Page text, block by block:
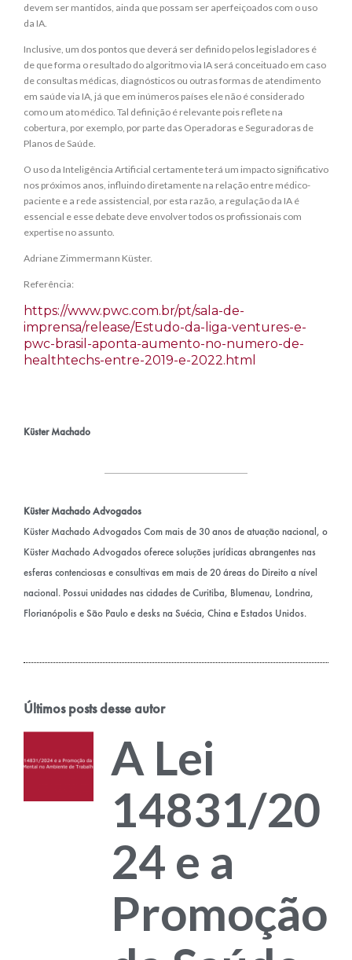
devem ser mantidos, ainda que possam ser aperfeiçoados com o uso
da IA.
Inclusive, um dos pontos que deverá ser definido pelos legisladores é
de que forma o resultado do algoritmo via IA será conceituado em caso
de consultas médicas, diagnósticos ou outras formas de atendimento
em saúde via IA, já que em inúmeros países ele não é considerado
como um ato médico. Tal definição é relevante pois reflete na
cobertura, por exemplo, por parte das Operadoras e Seguradoras de
Planos de Saúde.
O uso da Inteligência Artificial certamente terá um impacto significativo
nos próximos anos, influindo diretamente na relação entre médico-
paciente e a rede assistencial, por esta razão, a regulação da IA é
essencial e esse debate deve envolver todos os profissionais com
expertise no assunto.
Adriane Zimmermann Küster.
Referência:
https://www.pwc.com.br/pt/sala-de-
imprensa/release/Estudo-da-liga-ventures-e-
pwc-brasil-aponta-aumento-no-numero-de-
healthtechs-entre-2019-e-2022.html
Küster Machado
Küster Machado Advogados
Küster Machado Advogados Com mais de 30 anos de atuação nacional, o
Küster Machado Advogados oferece soluções jurídicas abrangentes nas
esferas contenciosas e consultivas em mais de 20 áreas do Direito a nível
nacional. Possui unidades nas cidades de Curitiba, Blumenau, Londrina,
Florianópolis e São Paulo e desks na Suécia, China e Estados Unidos.
Últimos posts desse autor
A Lei
14831/20
24 e a
Promoção